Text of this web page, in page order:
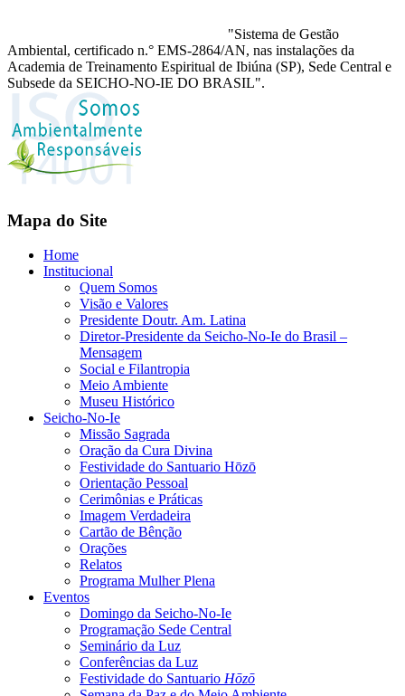
"Sistema de Gestão
Ambiental, certificado n.° EMS-2864/AN, nas instalações da
Academia de Treinamento Espiritual de Ibiúna (SP), Sede Central e
Subsede da SEICHO-NO-IE DO BRASIL".
Mapa do Site
Home
Institucional
Quem Somos
Visão e Valores
Presidente Doutr. Am. Latina
Diretor-Presidente da Seicho-No-Ie do Brasil –
Mensagem
Social e Filantropia
Meio Ambiente
Museu Histórico
Seicho-No-Ie
Missão Sagrada
Oração da Cura Divina
Festividade do Santuario Hōzō
Orientação Pessoal
Cerimônias e Práticas
Imagem Verdadeira
Cartão de Bênção
Orações
Relatos
Programa Mulher Plena
Eventos
Domingo da Seicho-No-Ie
Programação Sede Central
Seminário da Luz
Conferências da Luz
Festividade do Santuario Hōzō